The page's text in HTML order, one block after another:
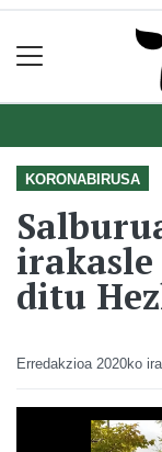
KORONABIRUSA
ditu
Erredakzioa 2020ko